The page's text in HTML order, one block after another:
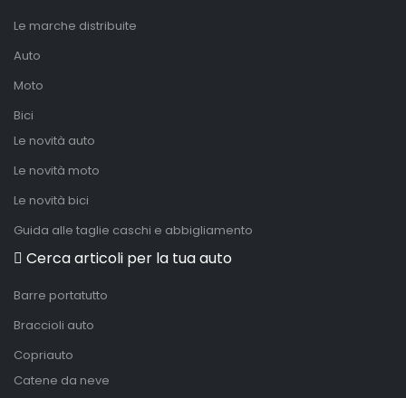
Le marche distribuite
Auto
Moto
Bici
Le novità auto
Le novità moto
Le novità bici
Guida alle taglie caschi e abbigliamento
Cerca articoli per la tua auto
Barre portatutto
Braccioli auto
Copriauto
Catene da neve